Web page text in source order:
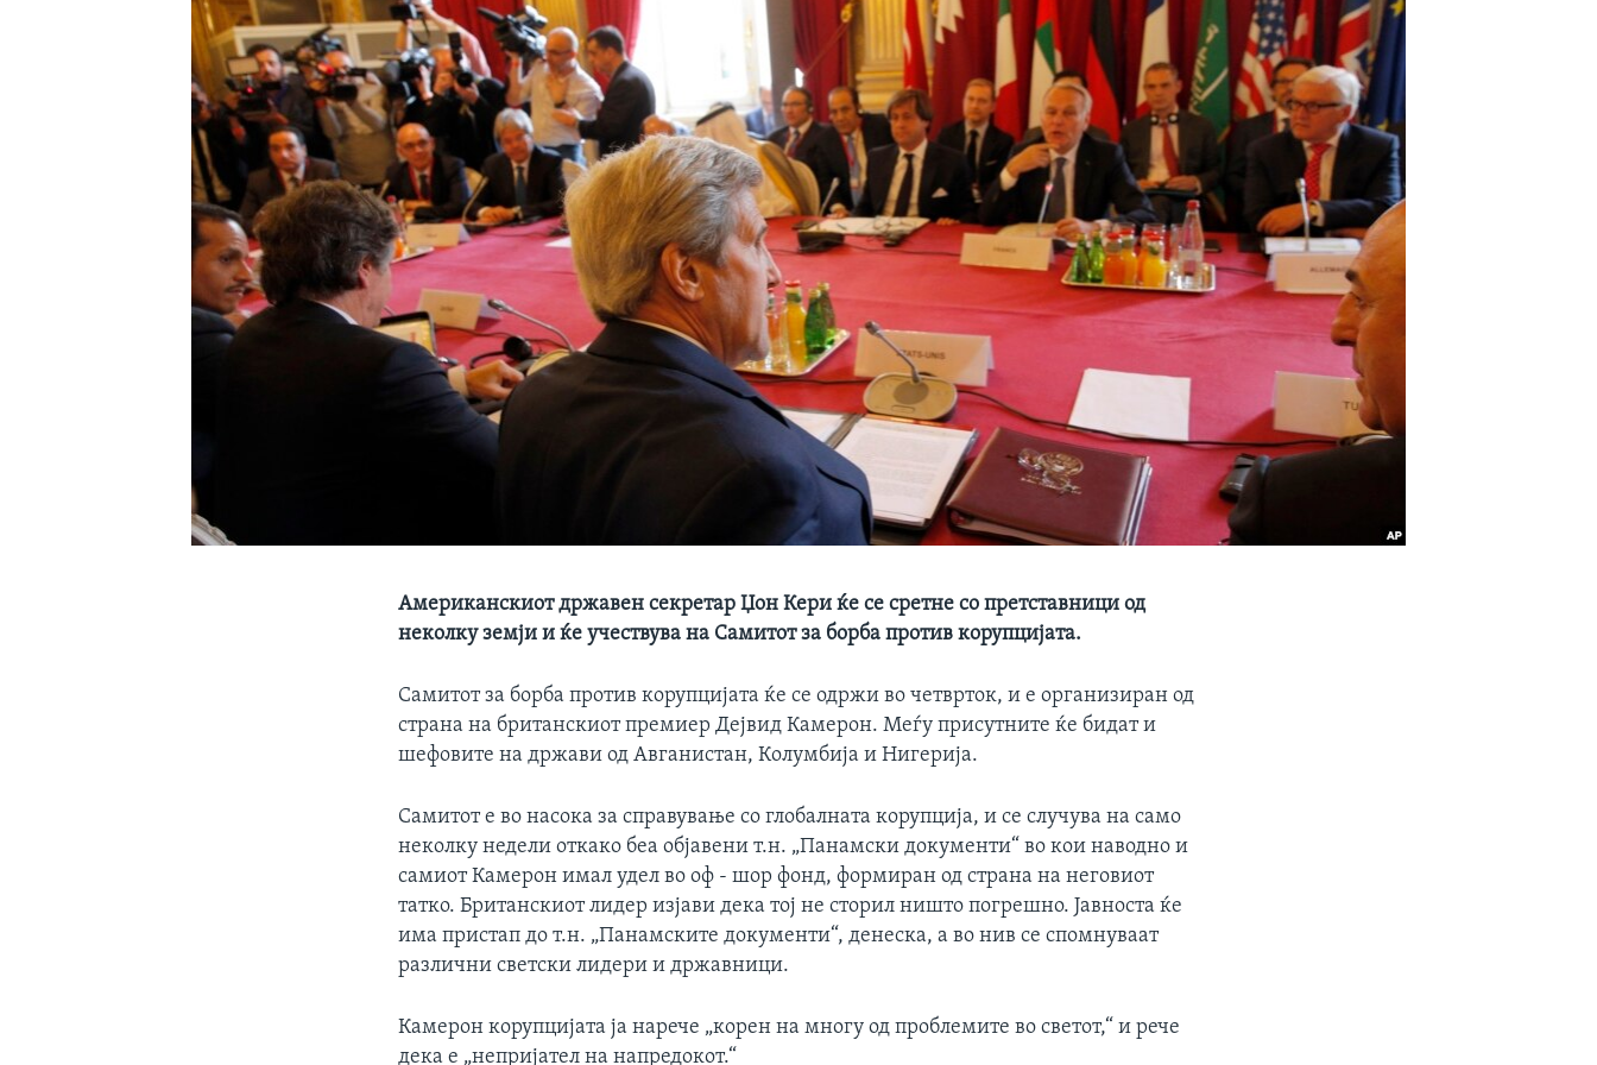
Американскиот државен секретар Џон Кери ќе се сретне со претставници од
неколку земји и ќе учествува на Самитот за борба против корупцијата.
Самитот за борба против корупцијата ќе се одржи во четврток, и е организиран од
страна на британскиот премиер Дејвид Камерон. Меѓу присутните ќе бидат и
шефовите на држави од Авганистан, Колумбија и Нигерија.
Самитот е во насока за справување со глобалната корупција, и се случува на само
неколку недели откако беа објавени т.н. „Панамски документи“ во кои наводно и
самиот Камерон имал удел во оф - шор фонд, формиран од страна на неговиот
татко. Британскиот лидер изјави дека тој не сторил ништо погрешно. Јавноста ќе
има пристап до т.н. „Панамските документи“, денеска, а во нив се спомнуваат
различни светски лидери и државници.
Камерон корупцијата ја нарече „корен на многу од проблемите во светот,“ и рече
дека е „непријател на напредокот.“